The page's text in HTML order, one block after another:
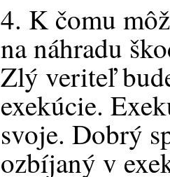
4. K čomu
na náhradu
Zlý veriteľ
exekúcie.
svoje. Dobrý
ozbíjaný v